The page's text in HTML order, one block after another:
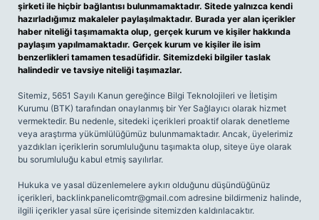
şirketi ile hiçbir bağlantısı bulunmamaktadır. Sitede yalnızca kendi
hazırladığımız makaleler paylaşılmaktadır. Burada yer alan içerikler
haber niteliği taşımamakta olup, gerçek kurum ve kişiler hakkında
paylaşım yapılmamaktadır. Gerçek kurum ve kişiler ile isim
benzerlikleri tamamen tesadüfidir. Sitemizdeki bilgiler taslak
halindedir ve tavsiye niteliği taşımazlar.
Sitemiz, 5651 Sayılı Kanun gereğince Bilgi Teknolojileri ve İletişim
Kurumu (BTK) tarafından onaylanmış bir Yer Sağlayıcı olarak hizmet
vermektedir. Bu nedenle, sitedeki içerikleri proaktif olarak denetleme
veya araştırma yükümlülüğümüz bulunmamaktadır. Ancak, üyelerimiz
yazdıkları içeriklerin sorumluluğunu taşımakta olup, siteye üye olarak
bu sorumluluğu kabul etmiş sayılırlar.
Hukuka ve yasal düzenlemelere aykırı olduğunu düşündüğünüz
içerikleri, backlinkpanelicomtr@gmail.com adresine bildirmeniz halinde,
ilgili içerikler yasal süre içerisinde sitemizden kaldırılacaktır.